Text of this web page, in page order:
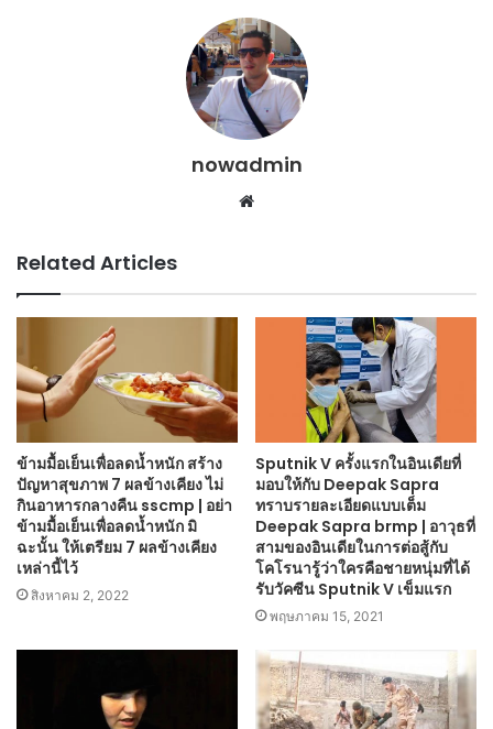
nowadmin
Website
Related Articles
ข้ามมื้อเย็นเพื่อลดน้ำหนัก สร้าง
ปัญหาสุขภาพ 7 ผลข้างเคียง ไม่
กินอาหารกลางคืน sscmp | อย่า
ข้ามมื้อเย็นเพื่อลดน้ำหนัก มิ
ฉะนั้น ให้เตรียม 7 ผลข้างเคียง
เหล่านี้ไว้
สิงหาคม 2, 2022
Sputnik V ครั้งแรกในอินเดียที่
มอบให้กับ Deepak Sapra
ทราบรายละเอียดแบบเต็ม
Deepak Sapra brmp | อาวุธที่
สามของอินเดียในการต่อสู้กับ
โคโรนารู้ว่าใครคือชายหนุ่มที่ได้
รับวัคซีน Sputnik V เข็มแรก
พฤษภาคม 15, 2021